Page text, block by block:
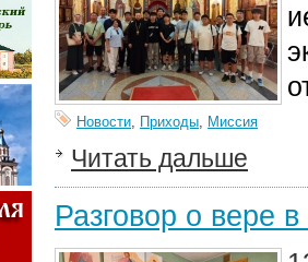
Новости, Приходы, Миссия
Читать дальше
Разговор о вере